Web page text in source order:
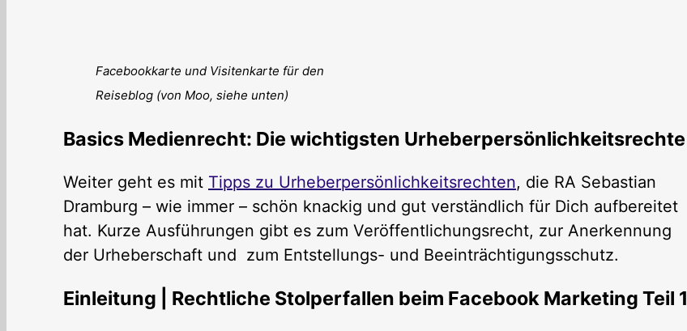
Facebookkarte und Visitenkarte für den
Reiseblog (von Moo, siehe unten)
Basics Medienrecht: Die wichtigsten Urheberpersönlichkeitsrechte
Weiter geht es mit Tipps zu Urheberpersönlichkeitsrechten, die RA Sebastian
Dramburg – wie immer – schön knackig und gut verständlich für Dich aufbereitet
hat. Kurze Ausführungen gibt es zum Veröffentlichungsrecht, zur Anerkennung
der Urheberschaft und zum Entstellungs- und Beeinträchtigungsschutz.
Einleitung | Rechtliche Stolperfallen beim Facebook Marketing Teil 1